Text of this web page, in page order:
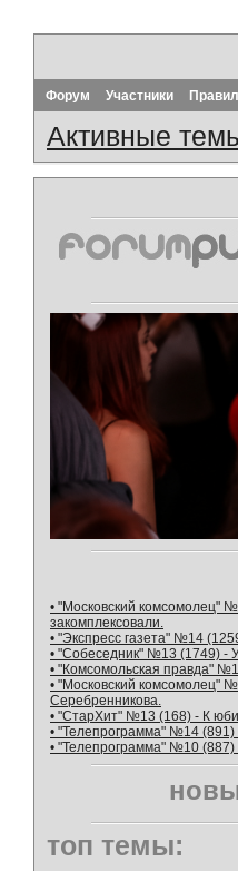
Форум Участники
Активные
• "Московский комсомолец"
закомплексовали.
• "Экспресс газета" №14
• "Собеседник" №13 (1749) -
• "Комсомольская правда"
• "Московский комсомолец"
Серебренникова.
• "СтарХит" №13 (168) - К
• "Телепрограмма" №14 (891)
• "Телепрограмма" №10 (887)
топ темы: